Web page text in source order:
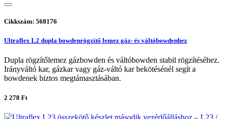
Cikkszám: 568176
Ultraflex L2 dupla bowdenrögzítő lemez gáz- és váltóbowdenhez
Dupla rögzítőlemez gázbowden és váltóbowden stabil rögzítéséhez.
Irányváltó kar, gázkar vagy gáz-váltó kar bekötésénél segít a
bowdenek biztos megtámasztásában.
2 278 Ft